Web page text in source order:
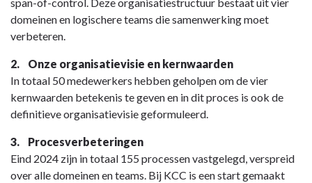
span-of-control. Deze organisatiestructuur bestaat uit vier
domeinen en logischere teams die samenwerking moet
verbeteren.
2. Onze organisatievisie en kernwaarden
In totaal 50 medewerkers hebben geholpen om de vier
kernwaarden betekenis te geven en in dit proces is ook de
definitieve organisatievisie geformuleerd.
3. Procesverbeteringen
Eind 2024 zijn in totaal 155 processen vastgelegd, verspreid
over alle domeinen en teams. Bij KCC is een start gemaakt